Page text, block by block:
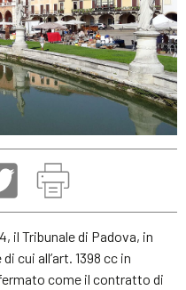
il Tribunale di Padova, in
cui all’art. 1398 cc in
come il contratto di